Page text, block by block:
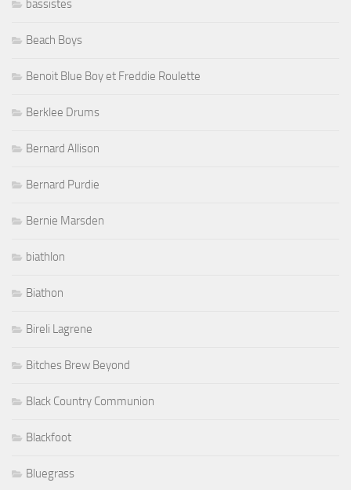
bassistes
Beach Boys
Benoit Blue Boy et Freddie Roulette
Berklee Drums
Bernard Allison
Bernard Purdie
Bernie Marsden
biathlon
Biathon
Bireli Lagrene
Bitches Brew Beyond
Black Country Communion
Blackfoot
Bluegrass